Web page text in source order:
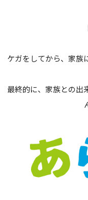
ケガをしてから、家族
最終的に、家族との出